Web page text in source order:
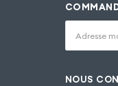
Adresse
NOUS